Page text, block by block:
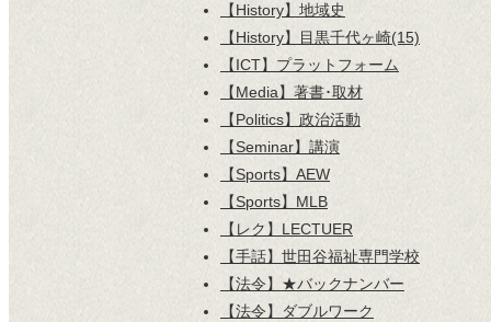
【History】地域史
【History】目黒千代ヶ崎(15)
【ICT】プラットフォーム
【Media】著書･取材
【Politics】政治活動
【Seminar】講演
【Sports】AEW
【Sports】MLB
【レク】LECTUER
【手話】世田谷福祉専門学校
【法令】★バックナンバー
【法令】ダブルワーク